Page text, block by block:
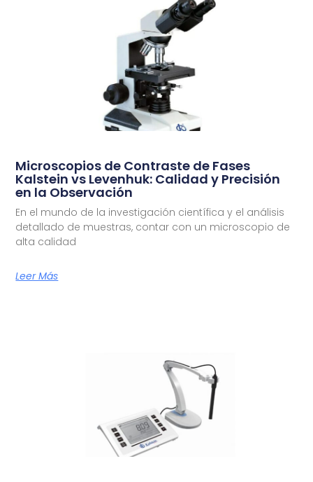
Microscopios de Contraste de Fases
Kalstein vs Levenhuk: Calidad y Precisión
en la Observación
En el mundo de la investigación científica y el análisis
detallado de muestras, contar con un microscopio de
alta calidad
Leer Más